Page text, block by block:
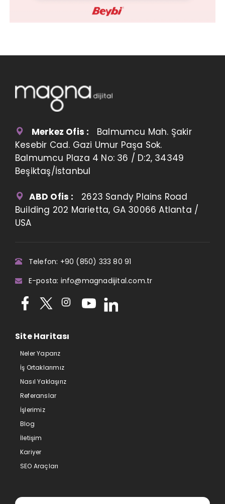
Merkez Ofis : Balmumcu Mah. Şakir
Kesebir Cad. Gazi Umur Paşa Sok.
Balmumcu Plaza 4 No: 36 / D:2, 34349
Beşiktaş/İstanbul
ABD Ofis : 2623 Sandy Plains Road
Building 202 Marietta, GA 30066 Atlanta /
USA
Telefon: +90 (850) 333 80 91
E-posta: info@magnadijital.com.tr
Site Haritası
Neler Yaparız
İş Ortaklarımız
Nasıl Yaklaşırız
Referanslar
İşlerimiz
Blog
İletişim
Kariyer
SEO Araçları